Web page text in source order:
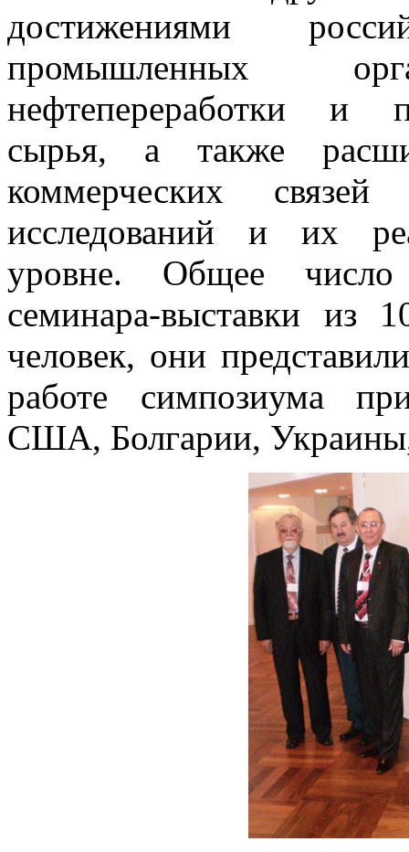
достижениями
промышленных
нефтепереработки и
сырья, а также
коммерческих
исследований и их
уровне. Общее число
семинара-выставки из
человек, они
работе симпозиума
США, Болгарии, Украины,